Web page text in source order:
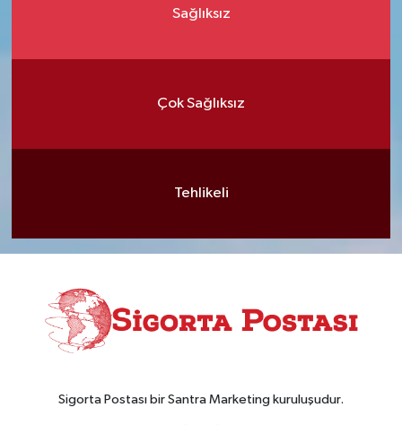
Sağlıksız
Çok Sağlıksız
Tehlikeli
Sigorta Postası bir Santra Marketing kuruluşudur.